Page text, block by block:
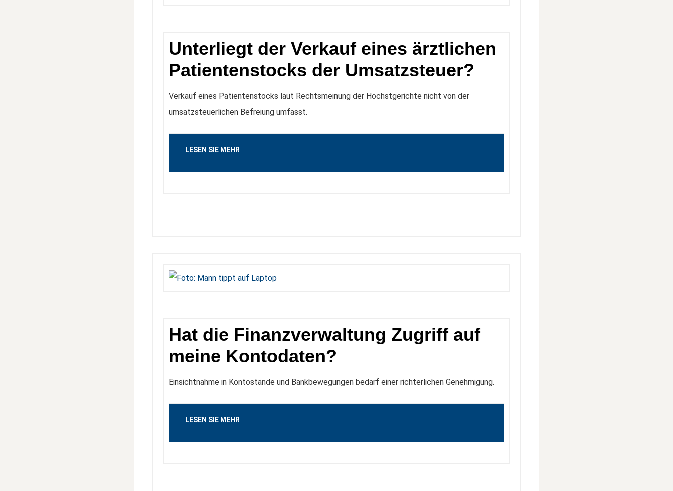
Unterliegt der Verkauf eines ärztlichen
Patientenstocks der Umsatzsteuer?
Verkauf eines Patientenstocks laut Rechtsmeinung der Höchstgerichte nicht von der
umsatzsteuerlichen Befreiung umfasst.
LESEN SIE MEHR
Hat die Finanzverwaltung Zugriff auf
meine Kontodaten?
Einsichtnahme in Kontostände und Bankbewegungen bedarf einer richterlichen Genehmigung.
LESEN SIE MEHR